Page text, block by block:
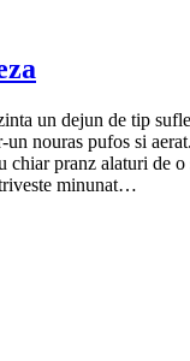
un dejun de tip
un nouras pufos si
chiar pranz alaturi de o
minunat…